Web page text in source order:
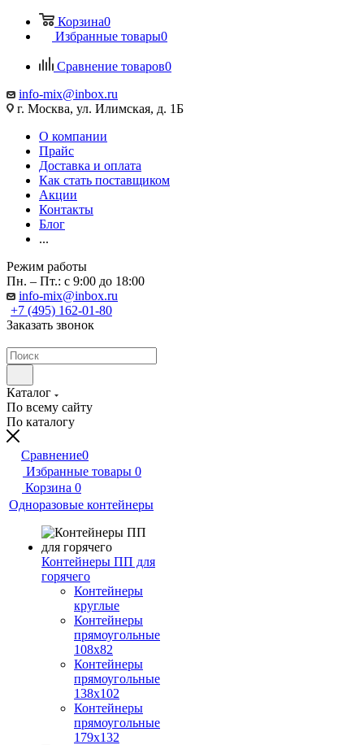
Корзина0
Избранные товары0
Сравнение товаров0
info-mix@inbox.ru
г. Москва, ул. Илимская, д. 1Б
О компании
Прайс
Доставка и оплата
Как стать поставщиком
Акции
Контакты
Блог
...
Режим работы
Пн. – Пт.: с 9:00 до 18:00
info-mix@inbox.ru
+7 (495) 162-01-80
Заказать звонок
Каталог
По всему сайту
По каталогу
Сравнение0
Избранные товары 0
Корзина 0
Одноразовые контейнеры
Контейнеры ПП для
горячего
Контейнеры
круглые
Контейнеры
прямоугольные
108х82
Контейнеры
прямоугольные
138х102
Контейнеры
прямоугольные
179х132